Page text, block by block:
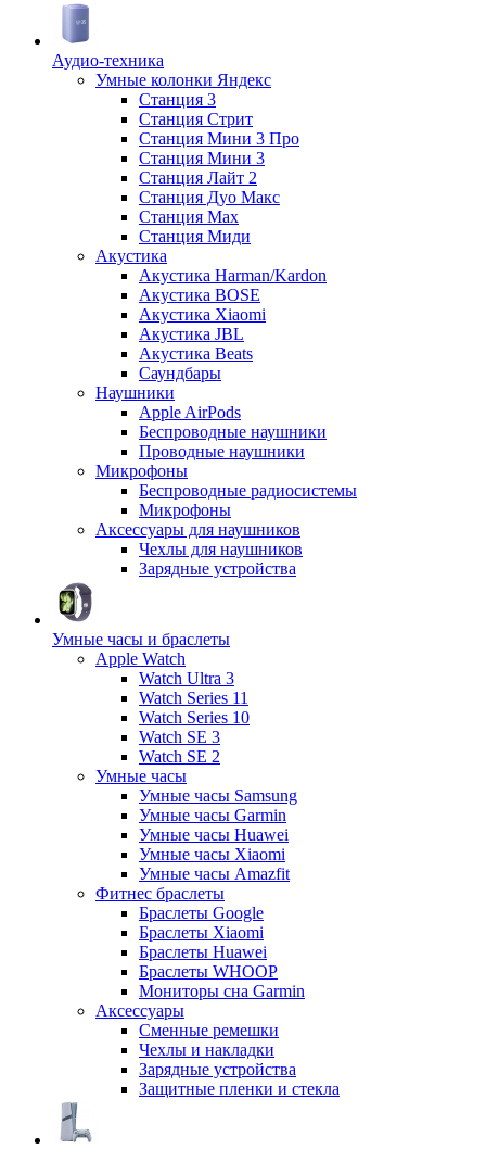
Аудио-техника
Умные колонки Яндекс
Станция 3
Станция Стрит
Станция Мини 3 Про
Станция Мини 3
Станция Лайт 2
Станция Дуо Макс
Станция Max
Станция Миди
Акустика
Акустика Harman/Kardon
Акустика BOSE
Акустика Xiaomi
Акустика JBL
Акустика Beats
Саундбары
Наушники
Apple AirPods
Беспроводные наушники
Проводные наушники
Микрофоны
Беспроводные радиосистемы
Микрофоны
Аксессуары для наушников
Чехлы для наушников
Зарядные устройства
Умные часы и браслеты
Apple Watch
Watch Ultra 3
Watch Series 11
Watch Series 10
Watch SE 3
Watch SE 2
Умные часы
Умные часы Samsung
Умные часы Garmin
Умные часы Huawei
Умные часы Xiaomi
Умные часы Amazfit
Фитнес браслеты
Браслеты Google
Браслеты Xiaomi
Браслеты Huawei
Браслеты WHOOP
Мониторы сна Garmin
Аксессуары
Сменные ремешки
Чехлы и накладки
Зарядные устройства
Защитные пленки и стекла